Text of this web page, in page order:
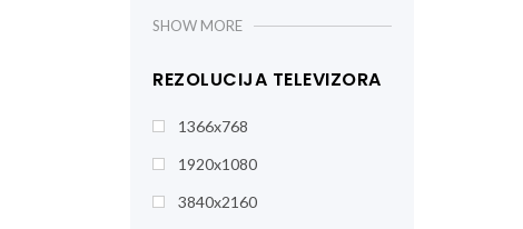
SHOW MORE
REZOLUCIJA TELEVIZORA
1366x768
1920x1080
3840x2160